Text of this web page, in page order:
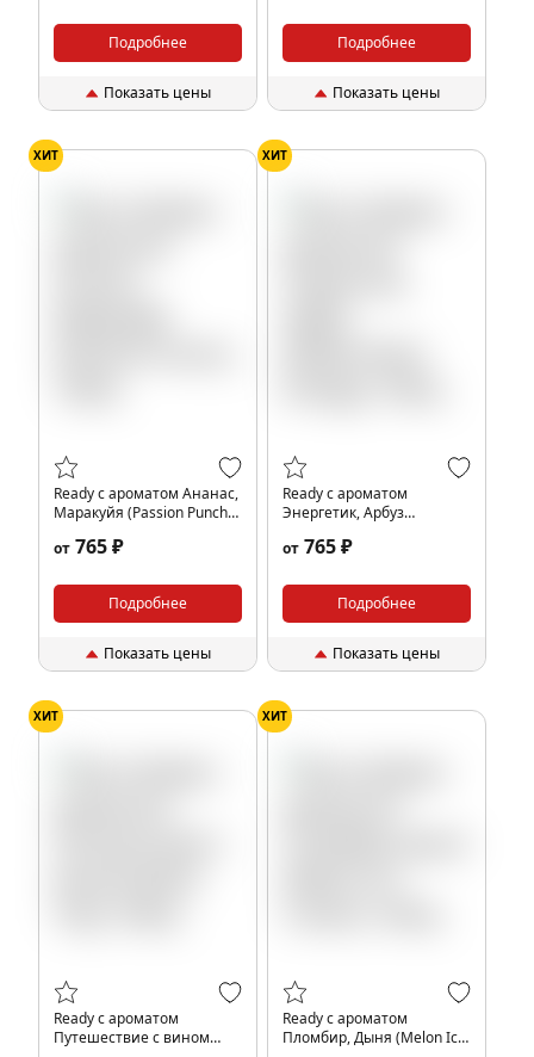
Подробнее
Показать цены
Подробнее
Показать цены
ХИТ
Ready с ароматом Ананас,
Маракуйя (Passion Punch),
от 765 ₽
Подробнее
Показать цены
ХИТ
Ready с ароматом
Энергетик, Арбуз
100гр.
от 765 ₽
Подробнее
Показать цены
ХИТ
Ready с ароматом
Путешествие с вином
ХИТ
Ready с ароматом
Пломбир, Дыня (Melon Ice